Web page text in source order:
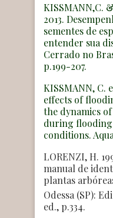
KISSMANN,C.
2013.
sementes de
entender sua
Cerrado no
p.199-207.
KISSMANN, C.
effects of
the dynamics
during
conditions.
LORENZI, H.
manual de
plantas
Odessa (SP):
ed., p.334.